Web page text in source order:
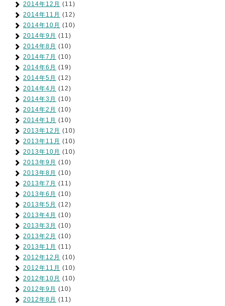
2014年12月 (11)
2014年11月 (12)
2014年10月 (10)
2014年9月 (11)
2014年8月 (10)
2014年7月 (10)
2014年6月 (19)
2014年5月 (12)
2014年4月 (12)
2014年3月 (10)
2014年2月 (10)
2014年1月 (10)
2013年12月 (10)
2013年11月 (10)
2013年10月 (10)
2013年9月 (10)
2013年8月 (10)
2013年7月 (11)
2013年6月 (10)
2013年5月 (12)
2013年4月 (10)
2013年3月 (10)
2013年2月 (10)
2013年1月 (11)
2012年12月 (10)
2012年11月 (10)
2012年10月 (10)
2012年9月 (10)
2012年8月 (11)